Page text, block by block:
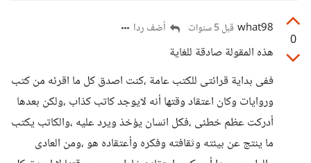
0
what98 قبل 5 سنوات أضف ردا
هذه المقولة صادقة للغاية
ففى بداية قرائتى للكتب عامة ،كنت اصدق كل ما اقرئه من كتب
وروايات وكان اعتقاد وقتها أنه لايوجد كاتب كذاب ،ولكن بعدها
أدركت عظم خطئى ،فكل انسان يؤخذ ويرد عليه ،والكاتب يكتب
ما ينتج عن بيئته وثقافته وفكره وأعتقاده هو ،ومن العادى